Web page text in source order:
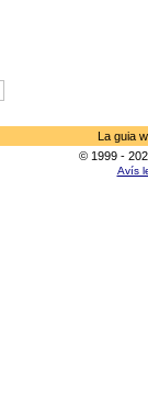
La guia
© 1999 -
Avís